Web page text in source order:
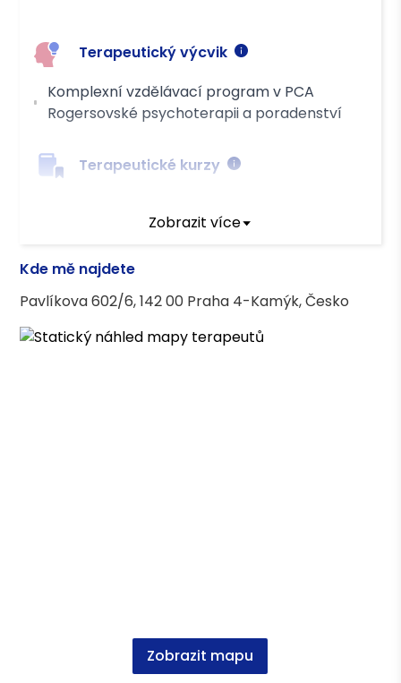
Terapeutický výcvik
Komplexní vzdělávací program v PCA
Rogersovské psychoterapii a poradenství
Terapeutické kurzy
poradce
Narativní práce s pozůstalými
biosyntézy
Výstupy v médiích
Zobrazit více
Kde mě najdete
Pavlíkova 602/6, 142 00 Praha 4-Kamýk, Česko
Zobrazit mapu